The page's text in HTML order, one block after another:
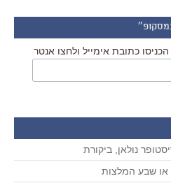
הכניסו כתובת אימייל ולחצו אנטר
נולאן, ביקורת